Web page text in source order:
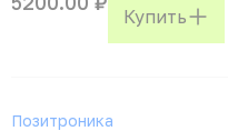
Купить
Позитроника